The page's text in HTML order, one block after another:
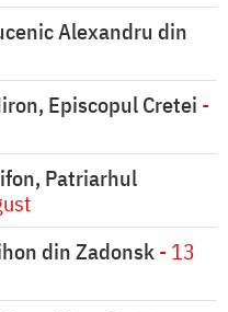
Alexandru din
Episcopul Cretei -
Patriarhul
din Zadonsk- 13